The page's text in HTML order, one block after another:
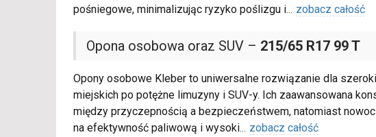
pośniegowe, minimalizując ryzyko poślizgu i... zobacz całość
Opona osobowa oraz SUV – 215/65 R17 99 T
Opony osobowe Kleber to uniwersalne rozwiązanie dla
miejskich po potężne limuzyny i SUV-y. Ich zaawansowana
między przyczepnością a bezpieczeństwem, natomiast
na efektywność paliwową i wysoki... zobacz całość